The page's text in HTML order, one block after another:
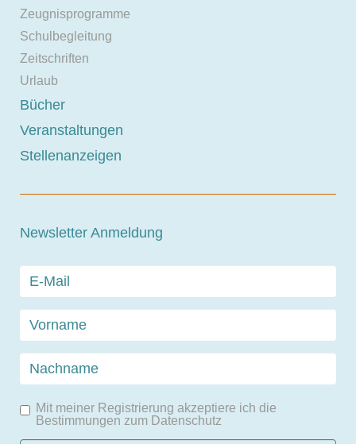
Zeugnisprogramme
Schulbegleitung
Zeitschriften
Urlaub
Bücher
Veranstaltungen
Stellenanzeigen
Newsletter Anmeldung
Mit meiner Registrierung akzeptiere ich die
Bestimmungen zum Datenschutz